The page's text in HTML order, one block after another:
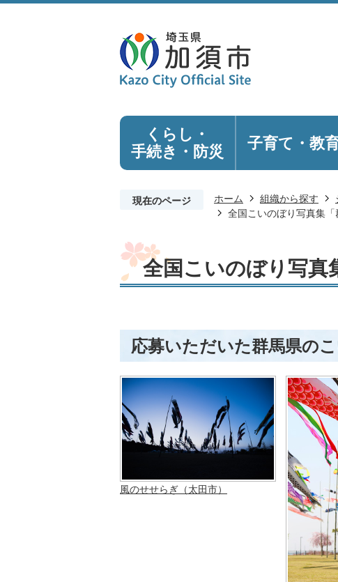
くらし・
手続き ・防災 子育て・教
現在のページ ホーム 組織から探す
全国こいのぼり写真集「
全国こいのぼり写真
応募いただいた群馬県の
風のせせらぎ（太田市）